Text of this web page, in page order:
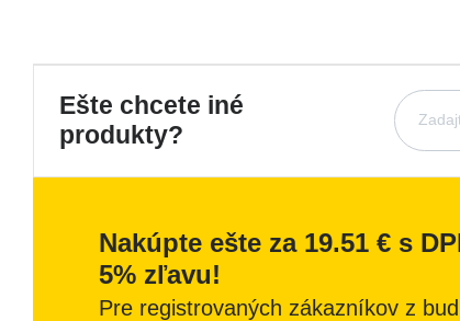
Ešte chcete iné
produkty?
Nakúpte ešte za 19.51 € s
5% zľavu!
Pre registrovaných zákazníkov z